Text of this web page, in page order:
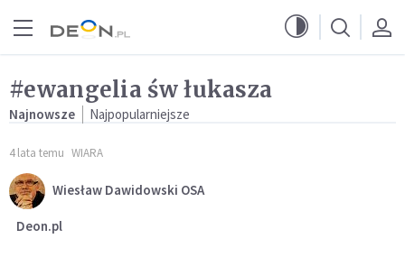
#ewangelia św łukasza
Najnowsze Najpopularniejsze
4 lata temu WIARA
Wiesław Dawidowski OSA
Deon.pl